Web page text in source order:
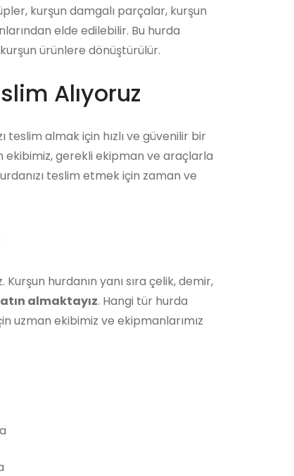
kurşun damgalı parçalar, kurşun
elde edilebilir. Bu hurda
ürünlere dönüştürülür.
Alıyoruz
teslim almak için hızlı ve güvenilir bir
ekibimiz, gerekli ekipman ve araçlarla
teslim etmek için zaman ve
hurdanın yanı sıra çelik, demir,
almaktayız. Hangi tür hurda
uzman ekibimiz ve ekipmanlarımız